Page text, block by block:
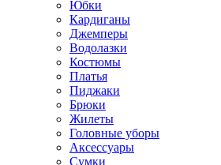
Юбки
Кардиганы
Джемперы
Водолазки
Костюмы
Платья
Пиджаки
Брюки
Жилеты
Головные уборы
Аксессуары
Сумки